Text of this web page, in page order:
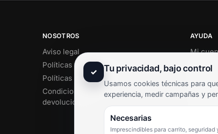
NOSOTROS
Aviso legal
Políticas de privacidad
Políticas de cookies
Condiciones de envío y
devoluciones
AYUDA
Mi
Soporte
✓ Tu privacidad, bajo control
Usamos cookies técnicas para
experiencia, medir campañas y
Necesarias
Imprescindibles para carrito, seguridad